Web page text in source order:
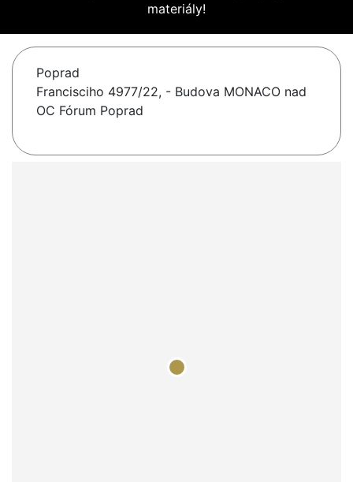
materiály!
Poprad
Francisciho 4977/22, - Budova MONACO nad
OC Fórum Poprad